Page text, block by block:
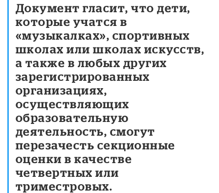
Документ гласит, что дети,
которые учатся в
«музыкалках», спортивных
школах или школах искусств,
а также в любых других
зарегистрированных
организациях,
осуществляющих
образовательную
деятельность, смогут
перезачесть секционные
оценки в качестве
четвертных или
триместровых.